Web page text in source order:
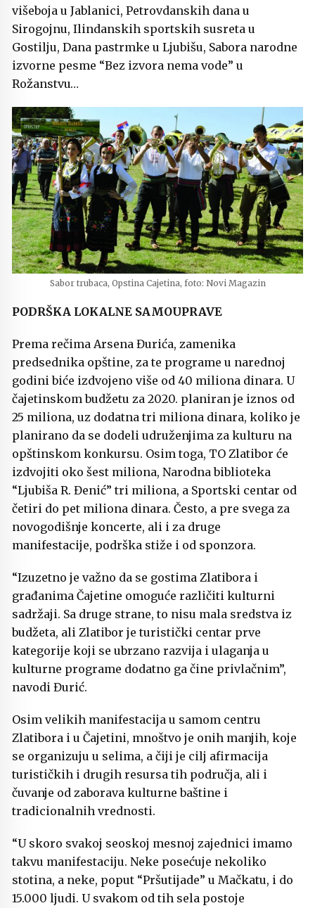
višeboja u Jablanici, Petrovdanskih dana u
Sirogojnu, Ilindanskih sportskih susreta u
Gostilju, Dana pastrmke u Ljubišu, Sabora narodne
izvorne pesme “Bez izvora nema vode” u
Rožanstvu…
Sabor trubaca, Opstina Cajetina, foto: Novi Magazin
PODRŠKA LOKALNE SAMOUPRAVE
Prema rečima Arsena Đurića, zamenika
predsednika opštine, za te programe u narednoj
godini biće izdvojeno više od 40 miliona dinara. U
čajetinskom budžetu za 2020. planiran je iznos od
25 miliona, uz dodatna tri miliona dinara, koliko je
planirano da se dodeli udruženjima za kulturu na
opštinskom konkursu. Osim toga, TO Zlatibor će
izdvojiti oko šest miliona, Narodna biblioteka
“Ljubiša R. Đenić” tri miliona, a Sportski centar od
četiri do pet miliona dinara. Često, a pre svega za
novogodišnje koncerte, ali i za druge
manifestacije, podrška stiže i od sponzora.
“Izuzetno je važno da se gostima Zlatibora i
građanima Čajetine omoguće različiti kulturni
sadržaji. Sa druge strane, to nisu mala sredstva iz
budžeta, ali Zlatibor je turistički centar prve
kategorije koji se ubrzano razvija i ulaganja u
kulturne programe dodatno ga čine privlačnim”,
navodi Đurić.
Osim velikih manifestacija u samom centru
Zlatibora i u Čajetini, mnoštvo je onih manjih, koje
se organizuju u selima, a čiji je cilj afirmacija
turističkih i drugih resursa tih područja, ali i
čuvanje od zaborava kulturne baštine i
tradicionalnih vrednosti.
“U skoro svakoj seoskoj mesnoj zajednici imamo
takvu manifestaciju. Neke posećuje nekoliko
stotina, a neke, poput “Pršutijade” u Mačkatu, i do
15.000 ljudi. U svakom od tih sela postoje